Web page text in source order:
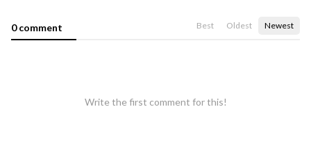
0 comment Best Oldest Newest
Write the first comment for this!